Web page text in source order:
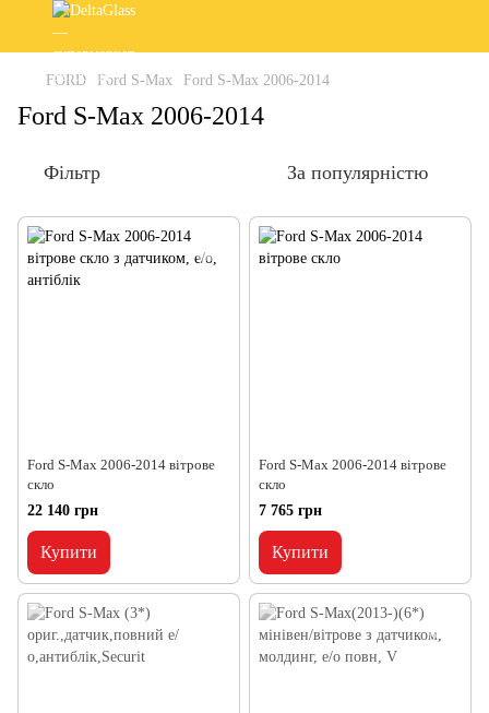
FORD Ford S-Max Ford S-Max 2006-2014
Ford S-Max 2006-2014
Фільтр За популярністю
Ford S-Max 2006-2014 вітрове
скло
22 140 грн
Купити
Ford S-Max 2006-2014 вітрове
скло
7 765 грн
Купити